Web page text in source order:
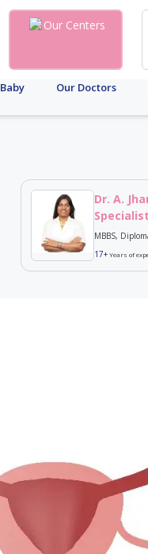
Our Centers
Our Doctors
Dr. A.
MBBS,
17+Years of